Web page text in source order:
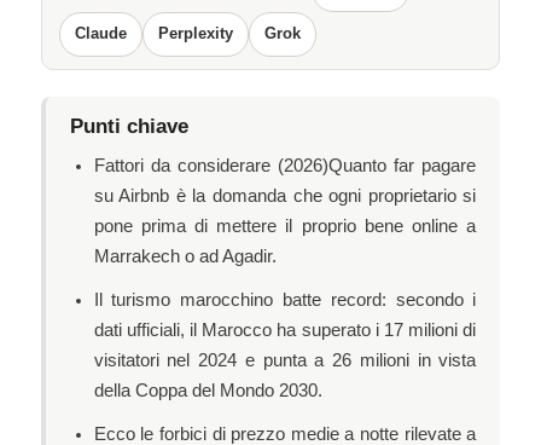
Claude Perplexity Grok
Punti chiave
Fattori da considerare (2026)Quanto far pagare
su Airbnb è la domanda che ogni proprietario si
pone prima di mettere il proprio bene online a
Marrakech o ad Agadir.
Il turismo marocchino batte record: secondo i
dati ufficiali, il Marocco ha superato i 17 milioni di
visitatori nel 2024 e punta a 26 milioni in vista
della Coppa del Mondo 2030.
Ecco le forbici di prezzo medie a notte rilevate a